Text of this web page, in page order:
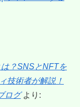
は？SNSとNFTを
技術者が解説！
ログ より: